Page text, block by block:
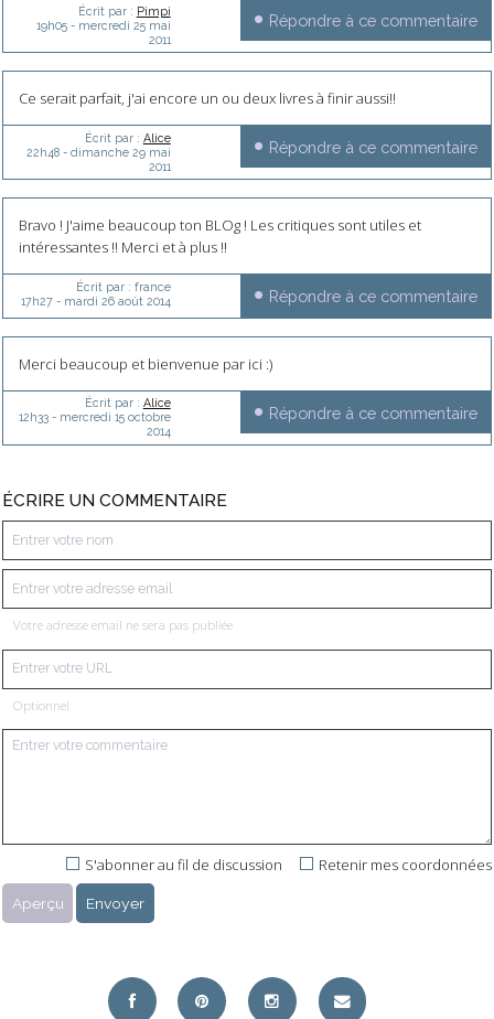
Écrit par : Pimpi
19h05- mercredi 25 mai
2011
Répondre à ce commentaire
Ce serait parfait, j'ai encore un ou deux livres à finir aussi!!
Écrit par : Alice
22h48- dimanche 29 mai
2011
Répondre à ce commentaire
Bravo ! J'aime beaucoup ton BLOg ! Les critiques sont utiles et
intéressantes !! Merci et à plus !!
Écrit par : france
17h27- mardi 26 août 2014 Répondre à ce commentaire
Merci beaucoup et bienvenue par ici :)
Écrit par : Alice
12h33- mercredi 15 octobre
2014
Répondre à ce commentaire
ÉCRIRE UN COMMENTAIRE
Votre adresse email ne sera pas publiée
Optionnel
Retenir mes coordonnées
S'abonner au fil de discussion